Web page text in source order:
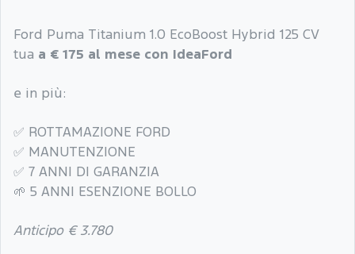
Ford Puma Titanium 1.0 EcoBoost Hybrid 125 CV
tua a € 175 al mese con IdeaFord
e in più:
✅ ROTTAMAZIONE FORD
✅ MANUTENZIONE
✅ 7 ANNI DI GARANZIA
🌱 5 ANNI ESENZIONE BOLLO
Anticipo € 3.780